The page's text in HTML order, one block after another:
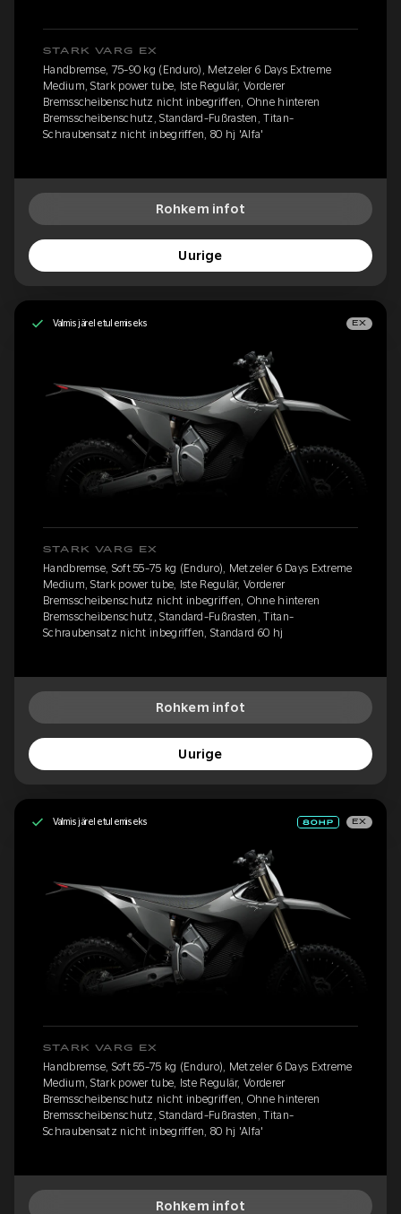
STARK VARG EX
Handbremse, 75-90 kg (Enduro), Metzeler 6 Days Extreme
Medium, Stark power tube, Iste Regulär, Vorderer
Bremsscheibenschutz nicht inbegriffen, Ohne hinteren
Bremsscheibenschutz, Standard-Fußrasten, Titan-
Schraubensatz nicht inbegriffen, 80 hj 'Alfa'
Rohkem infot
Uurige
Valmis järeletulemiseks EX
STARK VARG EX
Handbremse, Soft 55-75 kg (Enduro), Metzeler 6 Days Extreme
Medium, Stark power tube, Iste Regulär, Vorderer
Bremsscheibenschutz nicht inbegriffen, Ohne hinteren
Bremsscheibenschutz, Standard-Fußrasten, Titan-
Schraubensatz nicht inbegriffen, Standard 60 hj
Rohkem infot
Uurige
Valmis järeletulemiseks EX
STARK VARG EX
Handbremse, Soft 55-75 kg (Enduro), Metzeler 6 Days Extreme
Medium, Stark power tube, Iste Regulär, Vorderer
Bremsscheibenschutz nicht inbegriffen, Ohne hinteren
Bremsscheibenschutz, Standard-Fußrasten, Titan-
Schraubensatz nicht inbegriffen, 80 hj 'Alfa'
Rohkem infot